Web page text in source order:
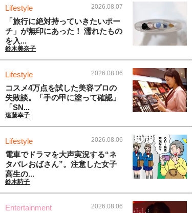
Lifestyle 2026.08.07
「旅行に絶対持っていきたいポー
チ」が無印にあった！ 濡れたもの
を入...
鈴木美奈子
Lifestyle 2026.08.06
コスメ4万点を試した美容プロの
失敗談。「手の甲に塗って確認」
「SN...
遠藤幸子
Lifestyle 2026.08.06
電車でドラマを大声実況する“ネ
タバレおばさん”。注意した女子
高生の...
鈴木詩子
Entertainment 2026.08.06